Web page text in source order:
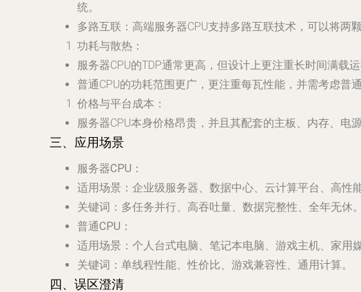
统。
多路互联 ：高端服务器CPU支持多路互联技术 ，可以将两
功耗与散热 ：
服务器CPU的TDP通常更高，但设计上更注重长时间满载
普通CPU的功耗范围更广，更注重每瓦性能，并需考虑普
价格与平台成本 ：
服务器CPU本身价格昂贵，并且其配套的主板、内存、电
三、应用场景
服务器CPU ：
适用场景 ：企业级服务器、数据中心、云计算平台、高性
关键词 ：多任务并行、高吞吐量、数据完整性、全年无休。
普通CPU ：
适用场景 ：个人台式电脑、笔记本电脑、游戏主机、家用
关键词 ：单线程性能、性价比、游戏兼容性、通用计算。
四、误区澄清